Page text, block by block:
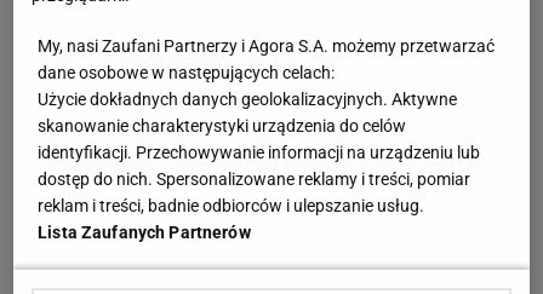
MATERIAŁ PROMOCYJNY
Takiego meczu Świątek nie miała od dawna.
Sukces większy niż się wydaje
SUBSKRYPCJA
Światowe media wydały werdykt ws. Sabalenki.
"Sięga dna"
My, nasi Zaufani Partnerzy i Agora S.A. możemy przetwarzać
dane osobowe w następujących celach:
Użycie dokładnych danych geolokalizacyjnych. Aktywne
skanowanie charakterystyki urządzenia do celów
identyfikacji. Przechowywanie informacji na urządzeniu lub
dostęp do nich. Spersonalizowane reklamy i treści, pomiar
reklam i treści, badnie odbiorców i ulepszanie usług.
Lista Zaufanych Partnerów